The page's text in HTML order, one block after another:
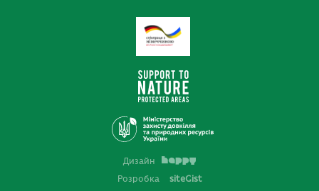
Дизайн
Розробка
siteGist